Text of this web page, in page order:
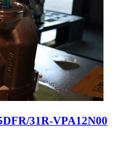
31R-VPA12N00